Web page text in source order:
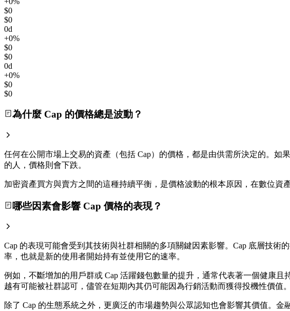
$0
$0
0d
+0%
$0
$0
0d
+0%
$0
$0
為什麼 Cap 的價格總是波動？
任何在公開市場上交易的資產（包括 Cap）的價格，都是由供需所決定的。如
的人，價格則會下跌。
加密資產買方與賣方之間的這種持續平衡，是價格波動的根本原因，在數位資
哪些因素會影響 Cap 價格的表現？
Cap 的表現可能會受到其技術與社群相關的多項關鍵因素影響。Cap 底層技
率，也就是新的使用者開始持有並使用它的速率。
例如，不斷增加的用戶群或 Cap 活躍錢包數量的提升，通常代表著一個健康
越有可能被社群認可，儘管在短期內其仍可能因為行銷活動而獲得投機性價值。
除了 Cap 的生態系統之外，更廣泛的市場趨勢與公眾認知也會影響其價值。